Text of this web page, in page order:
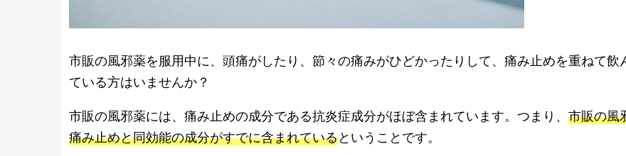
市販の風邪薬を服用中に、頭痛がしたり、節々の痛みがひどかったりして、痛み止めを重ねて飲
ている方はいませんか？
市販の風邪薬には、痛み止めの成分である抗炎症成分がほぼ含まれています。つまり、 市販の風
痛み止めと同効能の成分がすでに含まれているということです。